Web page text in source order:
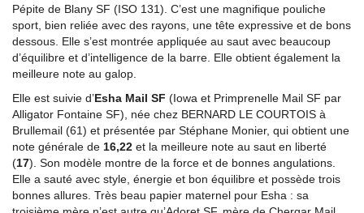
Pépite de Blany SF (ISO 131). C’est une magnifique pouliche
sport, bien reliée avec des rayons, une tête expressive et de bons
dessous. Elle s’est montrée appliquée au saut avec beaucoup
d’équilibre et d’intelligence de la barre. Elle obtient également la
meilleure note au galop.
Elle est suivie d’Esha Mail SF (Iowa et Primprenelle Mail SF par
Alligator Fontaine SF), née chez BERNARD LE COURTOIS à
Brullemail (61) et présentée par Stéphane Monier, qui obtient une
note générale de 16,22 et la meilleure note au saut en liberté
(17). Son modèle montre de la force et de bonnes angulations.
Elle a sauté avec style, énergie et bon équilibre et possède trois
bonnes allures. Très beau papier maternel pour Esha : sa